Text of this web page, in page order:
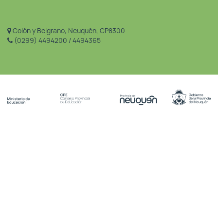
Colón y Belgrano, Neuquén, CP8300
(0299) 4494200 / 4494365